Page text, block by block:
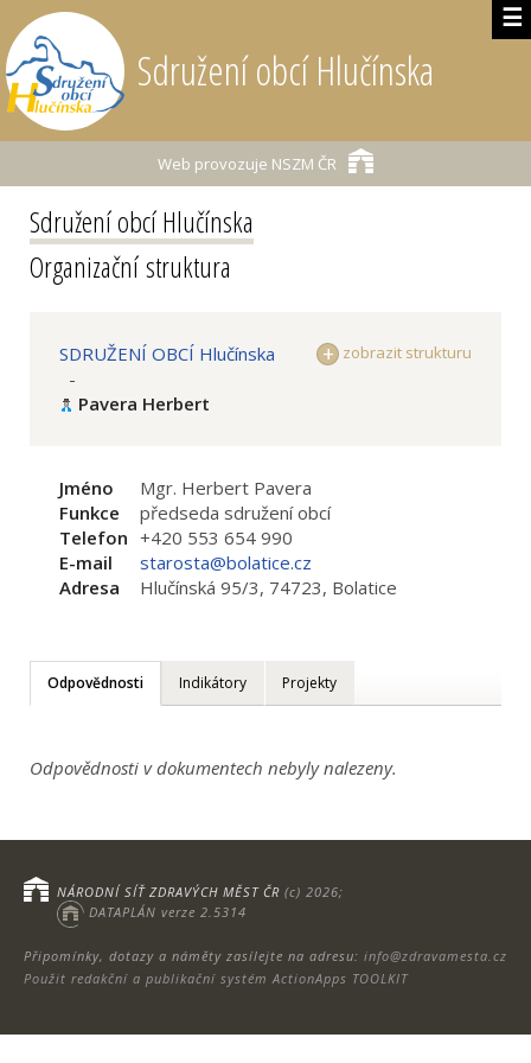
☰
Sdružení obcí Hlučínska
Web provozuje NSZM ČR
Sdružení obcí Hlučínska
Organizační struktura
zobrazit strukturu
SDRUŽENÍ OBCÍ Hlučínska
-
Pavera Herbert
Jméno
Mgr. Herbert Pavera
Funkce
předseda sdružení obcí
Telefon +420 553 654 990
E-mail
starosta@bolatice.cz
Adresa
Hlučínská 95/3, 74723, Bolatice
Odpovědnosti Indikátory Projekty
Odpovědnosti v dokumentech nebyly nalezeny.
Připomínky, dotazy a náměty zasílejte na adresu: info@zdravamesta.cz
Použit redakční a publikační systém ActionApps TOOLKIT
NÁRODNÍ SÍŤ ZDRAVÝCH MĚST ČR (c) 2026;
DATAPLÁN verze 2.5314